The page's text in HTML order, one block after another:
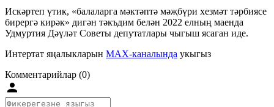
Искәртеп үтик, «балаларга мәктәптә мәҗбүри хезмәт тәрбиясе
бирергә кирәк» дигән тәкъдим белән 2022 елның маенда
Удмуртия Дәүләт Советы депутатлары чыгыш ясаган иде.
Интертат яңалыкларын MAX-каналында укыгыз
Комментарийлар (0)